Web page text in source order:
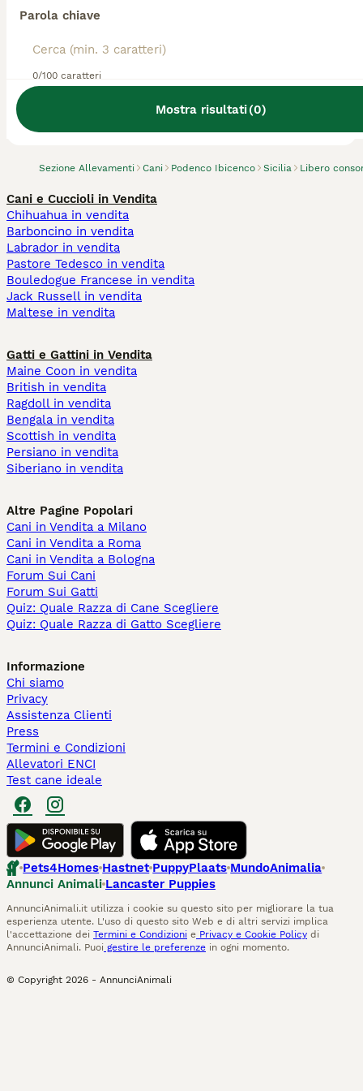
Parola chiave
0/100 caratteri
Mostra risultati(0)
Sezione Allevamenti Cani Podenco Ibicenco Sicilia Libero
Abbiamo trovato 0 Allevamento di Podenco
Ibicenco, Ribera.
Cani e Cuccioli in Vendita
Chihuahua in vendita
Barboncino in vendita
Labrador in vendita
Pastore Tedesco in vendita
Bouledogue Francese in vendita
Jack Russell in vendita
Maltese in vendita
Gatti e Gattini in Vendita
Maine Coon in vendita
British in vendita
Ragdoll in vendita
Bengala in vendita
Scottish in vendita
Persiano in vendita
Siberiano in vendita
Altre Pagine Popolari
Cani in Vendita a Milano
Cani in Vendita a Roma
Cani in Vendita a Bologna
Forum Sui Cani
Forum Sui Gatti
Quiz: Quale Razza di Cane Scegliere
Quiz: Quale Razza di Gatto Scegliere
Informazione
Chi siamo
Privacy
Assistenza Clienti
Press
Termini e Condizioni
Allevatori ENCI
Test cane ideale
Pets4Homes Hastnet PuppyPlaats MundoAnimalia
Annunci Animali Lancaster Puppies
AnnunciAnimali.it utilizza i cookie su questo sito per migliorare la tua
esperienza utente. L'uso di questo sito Web e di altri servizi implica
l'accettazione dei Termini e Condizioni e Privacy e Cookie Policy di
AnnunciAnimali. Puoi gestire le preferenze in ogni momento.
© Copyright 2026 - AnnunciAnimali